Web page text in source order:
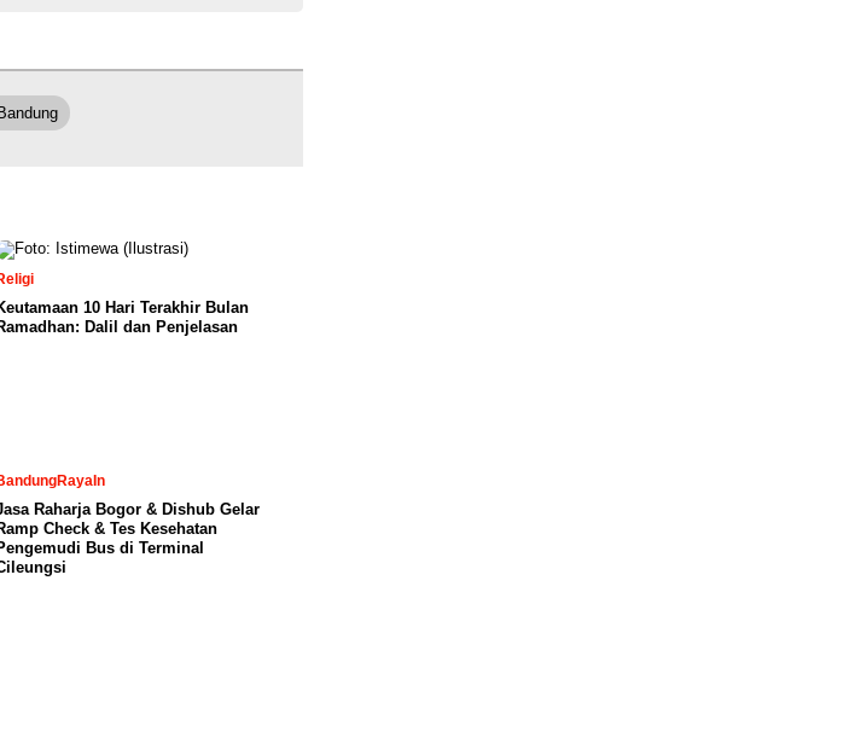
10 Hari Terakhir Bulan
Dalil dan Penjelasan
Raharja Bogor & Dishub Gelar
Check & Tes Kesehatan
Bus di Terminal